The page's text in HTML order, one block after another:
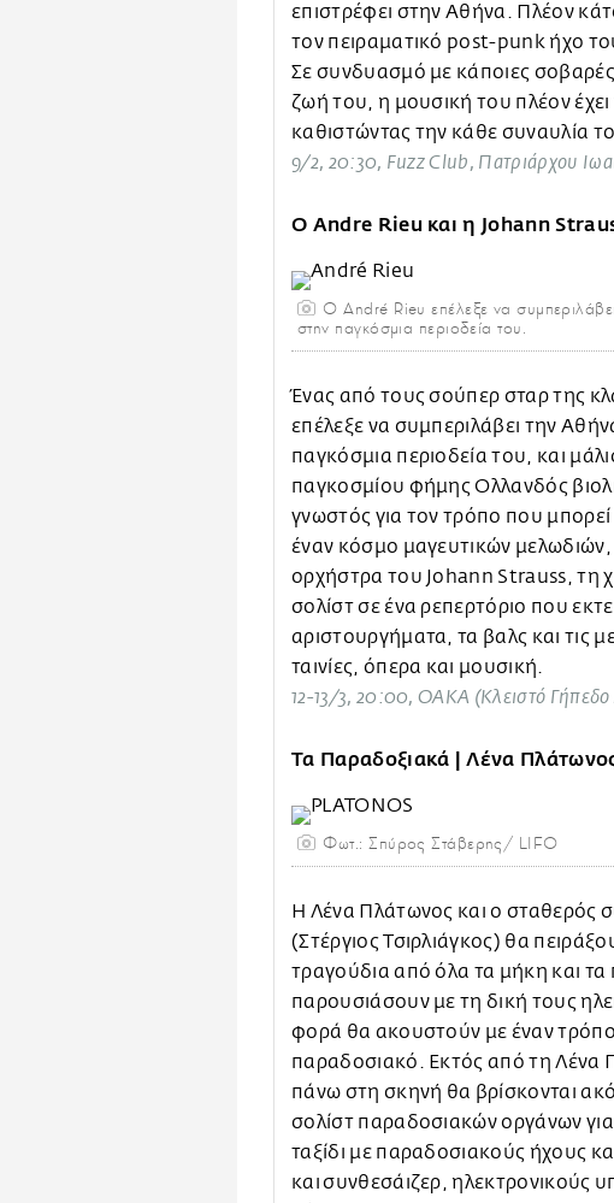
επιστρέφει στην Αθήνα. Πλέον
τον πειραματικό post-punk ήχο
Σε συνδυασμό με κάποιες σοβαρές
ζωή του, η μουσική του πλέον
καθιστώντας την κάθε συναυλία
9/2, 20:30, Fuzz Club, Πατριάρχου
Ο Andre Rieu και η Johann
Ο André Rieu επέλεξε να
στην παγκόσμια περιοδεία του.
Ένας από τους σούπερ σταρ της
επέλεξε να συμπεριλάβει την
παγκόσμια περιοδεία του, και
παγκοσμίου φήμης Ολλανδός
γνωστός για τον τρόπο που
έναν κόσμο μαγευτικών
ορχήστρα του Johann Strauss, τη
σολίστ σε ένα ρεπερτόριο που
αριστουργήματα, τα βαλς και τις
ταινίες, όπερα και μουσική.
12-13/3, 20:00, ΟΑΚΑ (Κλειστό
Τα Παραδοξιακά | Λένα
Φωτ.: Σπύρος Στάβερης/ LIFO
Η Λένα Πλάτωνος και ο σταθερός
(Στέργιος Τσιρλιάγκος) θα
τραγούδια από όλα τα μήκη και τα
παρουσιάσουν με τη δική τους
φορά θα ακουστούν με έναν τρόπο
παραδοσιακό. Εκτός από τη Λένα
πάνω στη σκηνή θα βρίσκονται
σολίστ παραδοσιακών οργάνων
ταξίδι με παραδοσιακούς ήχους
και συνθεσάιζερ, ηλεκτρονικούς